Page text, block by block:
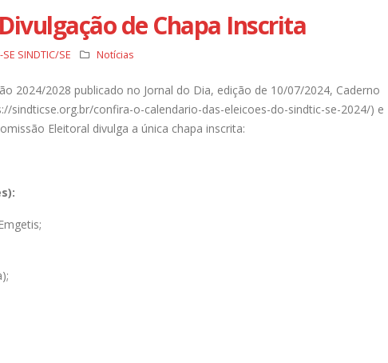
de Chapa Inscrita
SINDTIC/SE Notícias
2024/2028 publicado no Jornal do Dia, edição de 10/07/2024, Caderno
sindticse.org.br/confira-o-calendario-das-eleicoes-do-sindtic-se-2024/) e
Eleitoral divulga a única chapa inscrita: